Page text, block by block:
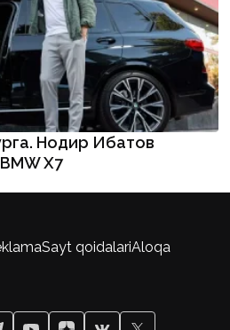
Нодир Ибатов
X7
Sayt qoidalariAloqa